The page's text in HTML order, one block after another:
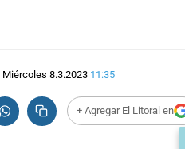
Miércoles 8.3.2023 11:35
+ Agregar El Litoral en